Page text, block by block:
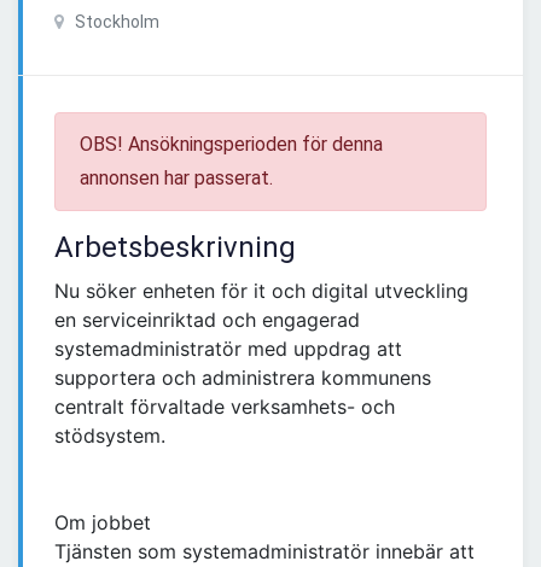
Stockholm
OBS! Ansökningsperioden för denna
annonsen har passerat.
Arbetsbeskrivning
Nu söker enheten för it och digital utveckling
en serviceinriktad och engagerad
systemadministratör med uppdrag att
supportera och administrera kommunens
centralt förvaltade verksamhets- och
stödsystem.
Om jobbet
Tjänsten som systemadministratör innebär att